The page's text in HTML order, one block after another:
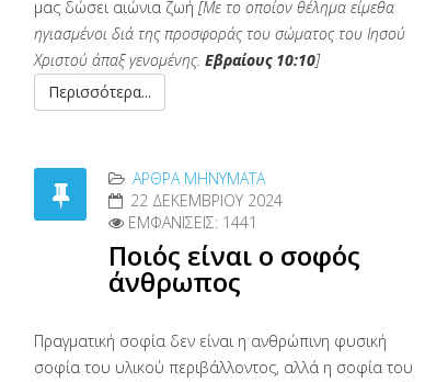
μας δώσει αιώνια ζωή [Με το οποίον θέλημα είμεθα
ηγιασμένοι διά της προσφοράς του σώματος του Ιησού
Χριστού άπαξ γενομένης. Εβραίους 10:10]
Περισσότερα...
ΑΡΘΡΑ MΗΝΎΜΑΤΑ
22 ΔΕΚΕΜΒΡΊΟΥ 2024
ΕΜΦΑΝΊΣΕΙΣ: 1441
Ποιός είναι ο σοφός
άνθρωπος
Πραγματική σοφία δεν είναι η ανθρώπινη φυσική
σοφία του υλικού περιβάλλοντος, αλλά η σοφία του